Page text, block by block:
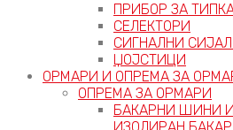
ПРИБОР ЗА
СЕЛЕКТОРИ
СИГНАЛНИ
ЏОЈСТИЦИ
ОРМАРИ И ОПРЕМА ЗА
ОПРЕМА ЗА ОРМАРИ
БАКАРНИ ШИНИ
ИЗОЛИРАН БАКАР